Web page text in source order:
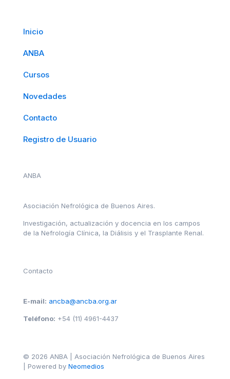
Inicio
ANBA
Cursos
Novedades
Contacto
Registro de Usuario
ANBA
Asociación Nefrológica de Buenos Aires.
Investigación, actualización y docencia en los campos
de la Nefrología Clínica, la Diálisis y el Trasplante Renal.
Contacto
E-mail: ancba@ancba.org.ar
Teléfono: +54 (11) 4961-4437
© 2026 ANBA | Asociación Nefrológica de Buenos Aires
| Powered by Neomedios